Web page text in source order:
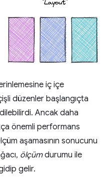
iç içe
düzenler başlangıçta
Ancak daha
önemli performans
aşamasının sonucunu
ölçümdurumu ile
gelir.